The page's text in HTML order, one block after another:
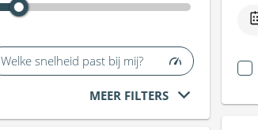
Welke snelheid past bij mij?
MEER FILTERS